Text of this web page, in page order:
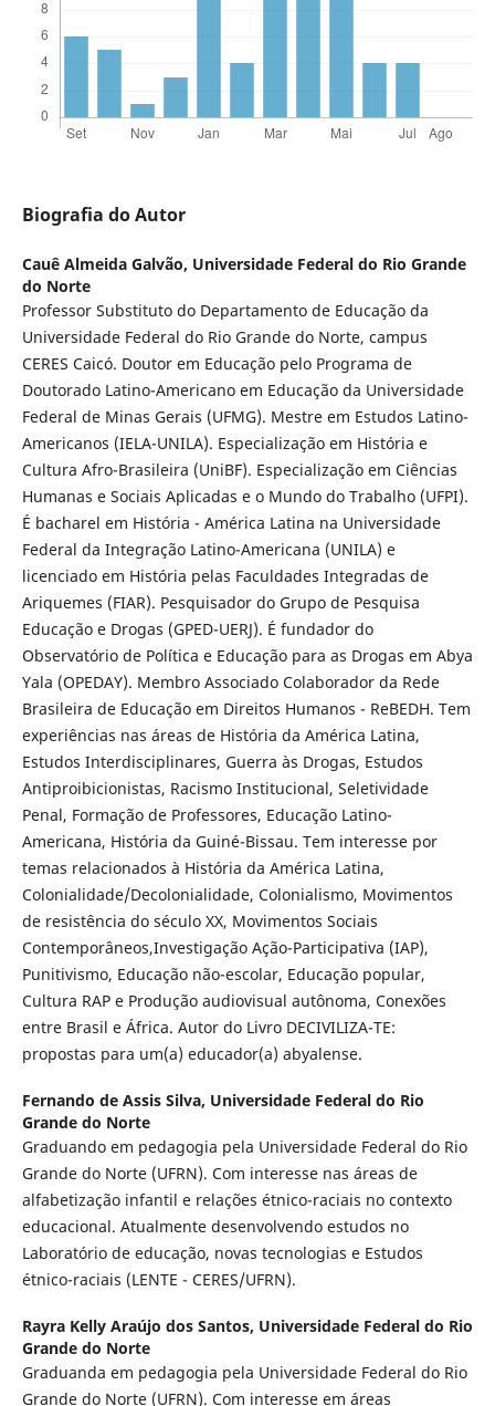
Biografia do Autor
Cauê Almeida Galvão, Universidade Federal do Rio Grande
do Norte
Professor Substituto do Departamento de Educação da
Universidade Federal do Rio Grande do Norte, campus
CERES Caicó. Doutor em Educação pelo Programa de
Doutorado Latino-Americano em Educação da Universidade
Federal de Minas Gerais (UFMG). Mestre em Estudos Latino-
Americanos (IELA-UNILA). Especialização em História e
Cultura Afro-Brasileira (UniBF). Especialização em Ciências
Humanas e Sociais Aplicadas e o Mundo do Trabalho (UFPI).
É bacharel em História - América Latina na Universidade
Federal da Integração Latino-Americana (UNILA) e
licenciado em História pelas Faculdades Integradas de
Ariquemes (FIAR). Pesquisador do Grupo de Pesquisa
Educação e Drogas (GPED-UERJ). É fundador do
Observatório de Política e Educação para as Drogas em Abya
Yala (OPEDAY). Membro Associado Colaborador da Rede
Brasileira de Educação em Direitos Humanos - ReBEDH. Tem
experiências nas áreas de História da América Latina,
Estudos Interdisciplinares, Guerra às Drogas, Estudos
Antiproibicionistas, Racismo Institucional, Seletividade
Penal, Formação de Professores, Educação Latino-
Americana, História da Guiné-Bissau. Tem interesse por
temas relacionados à História da América Latina,
Colonialidade/Decolonialidade, Colonialismo, Movimentos
de resistência do século XX, Movimentos Sociais
Contemporâneos,Investigação Ação-Participativa (IAP),
Punitivismo, Educação não-escolar, Educação popular,
Cultura RAP e Produção audiovisual autônoma, Conexões
entre Brasil e África. Autor do Livro DECIVILIZA-TE:
propostas para um(a) educador(a) abyalense.
Fernando de Assis Silva, Universidade Federal do Rio
Grande do Norte
Graduando em pedagogia pela Universidade Federal do Rio
Grande do Norte (UFRN). Com interesse nas áreas de
alfabetização infantil e relações étnico-raciais no contexto
educacional. Atualmente desenvolvendo estudos no
Laboratório de educação, novas tecnologias e Estudos
étnico-raciais (LENTE - CERES/UFRN).
Rayra Kelly Araújo dos Santos, Universidade Federal do Rio
Grande do Norte
Graduanda em pedagogia pela Universidade Federal do Rio
Grande do Norte (UFRN). Com interesse em áreas